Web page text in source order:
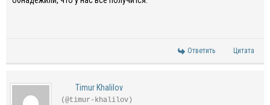
Ответить Цитата
Timur Khalilov
(@timur-khalilov)